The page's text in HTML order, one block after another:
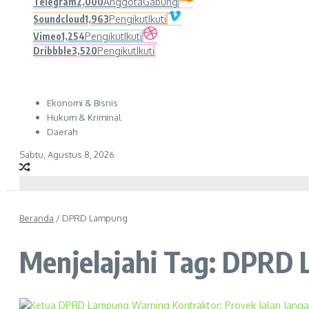
Soundcloud1,963PengikutIkuti
Vimeo1,254PengikutIkuti
Dribbble3,520PengikutIkuti
Ekonomi & Bisnis
Hukum & Kriminal
Daerah
Sabtu, Agustus 8, 2026
Beranda / DPRD Lampung
Menjelajahi Tag: DPRD